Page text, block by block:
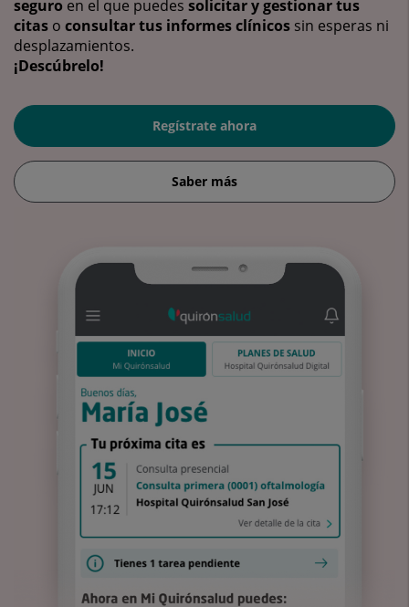
seguro en el que puedes solicitar y gestionar tus
citas o consultar tus informes clínicos sin esperas ni
desplazamientos.
¡Descúbrelo!
Regístrate ahora
Saber más